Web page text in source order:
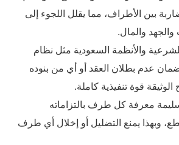
بين الأطراف، مما يقلل اللجوء إلى
والجهد والمال.
الشرعية والأنظمة السعودية مثل نظام
عدم بطلان العقد أو أي من بنوده
الوثيقة قوة تنفيذية كاملة.
معرفة كل طرف بالتزاماته
وبهذا يمنع التضليل أو إخلال أي طرف